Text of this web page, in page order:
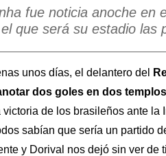
fue noticia anoche en
que será su estadio las
unos días, el delantero del
dos goles en dos
de los brasileños ante la
sabían que sería un partido
y Dorival nos dejó sin ver de